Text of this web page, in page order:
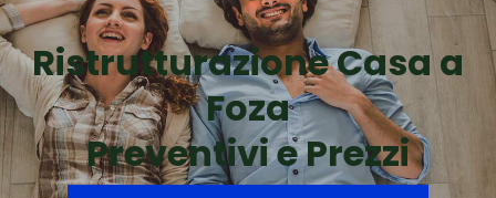
Ristrutturazione Casa a
Foza
Preventivi e Prezzi